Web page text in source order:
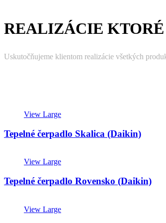
REALIZÁCIE
Uskutočňujeme klientom realizácie všetkých
View Large
Tepelné čerpadlo Skalica (Daikin)
View Large
Tepelné čerpadlo Rovensko (Daikin)
View Large